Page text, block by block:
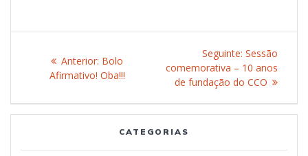
Post
Anterior: Post
anterior:
Bolo
Afirmativo! Oba!!!
Seguinte: Post
seguinte:
Sessão
comemorativa – 10 anos
de fundação do CCO
CATEGORIAS